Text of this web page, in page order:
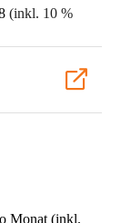
(inkl. 10 %
Monat (inkl.